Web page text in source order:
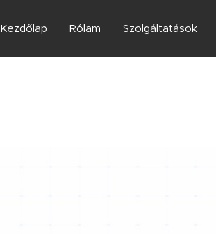
Kezdőlap Rólam Szolgáltatások